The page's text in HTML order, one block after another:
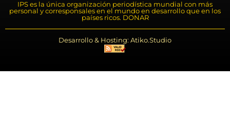
IPS es la única organización periodística mundial con más
personal y corresponsales en el mundo en desarrollo que en los
países ricos. DONAR
Desarrollo & Hosting: Atiko.Studio